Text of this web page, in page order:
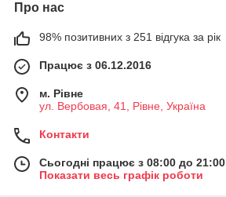
Про нас
98% позитивних з 251 відгука за рік
Працює з 06.12.2016
м. Рівне
ул. Вербовая, 41, Рівне, Україна
Контакти
Сьогодні працює з 08:00 до 21:00
Показати весь графік роботи